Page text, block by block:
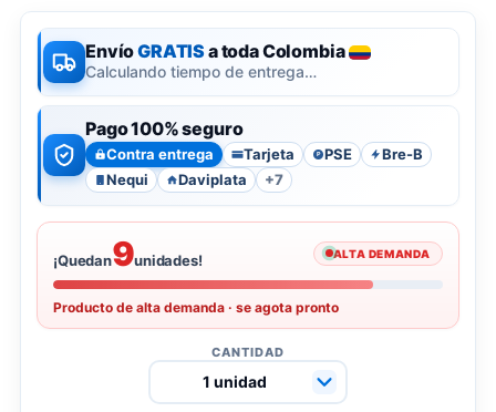
EnvíoGRATISa toda Colombia
Calculando tiempo de entrega…
Pago 100% seguro
Contra entrega Tarjeta P PSE
Bre-B
Nequi
Daviplata +7
¡Quedan9unidades! ALTA DEMANDA
Producto de alta demanda · se agota pronto
CANTIDAD